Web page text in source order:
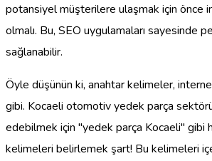
potansiyel müşterilere ulaşmak için önce
olmalı. Bu, SEO uygulamaları sayesinde
sağlanabilir.
Öyle düşünün ki, anahtar kelimeler,
gibi. Kocaeli otomotiv yedek parça
edebilmek için "yedek parça Kocaeli" gibi
kelimeleri belirlemek şart! Bu kelimeleri